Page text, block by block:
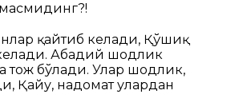
қайтиб келади, Қўшиқ
Абадий шодлик
тож бўлади. Улар шодлик,
Қайғу, надомат улардан